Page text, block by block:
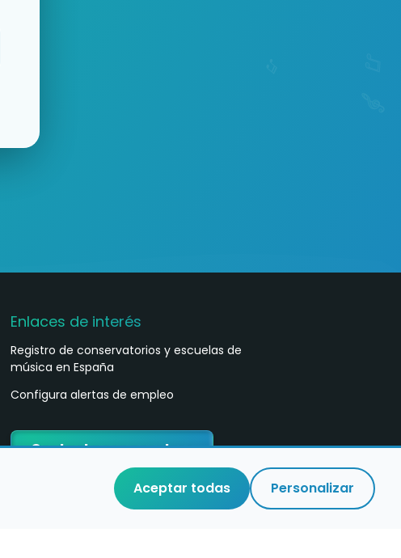
Enlaces de interés
Registro de conservatorios y escuelas de
música en España
Configura alertas de empleo
Contacta con nosotros
Aceptar todas Personalizar